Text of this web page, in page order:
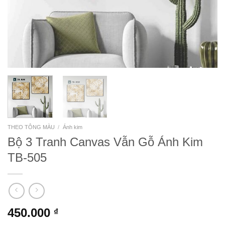
THEO TÔNG MÀU / Ánh kim
Bộ 3 Tranh Canvas Vẫn Gỗ Ánh Kim
TB-505
450.000 ₫